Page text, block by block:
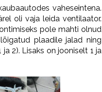
vaheseintena.
oli vaja leida ventilaator.
pole mahti olnud
plaadile jalad ning
2). Lisaks on jooniselt 1 ja